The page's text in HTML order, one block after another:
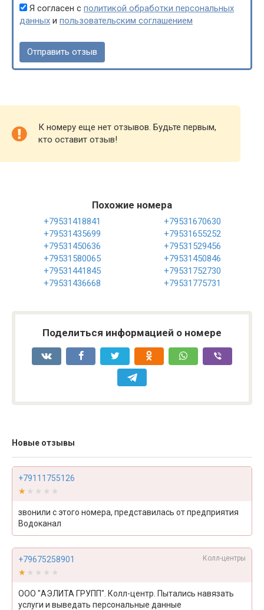
Я согласен с политикой обработки персональных
данных и пользовательским соглашением
К номеру еще нет отзывов. Будьте первым,
кто оставит отзыв!
Похожие номера
+79531418841
+79531670630
+79531435699
+79531655252
+79531450636
+79531529456
+79531580065
+79531450846
+79531441845
+79531752730
+79531436668
+79531775731
Поделиться информацией о номере
Новые отзывы
+79111755126
★★★★★
★★★★★
звонили с этого номера, представилась от предприятия
Водоканал
+79675258901 Колл-центры
★★★★★
★★★★★
ООО "АЭЛИТА ГРУПП". Колл-центр. Пытались навязать
услуги и выведать персональные данные